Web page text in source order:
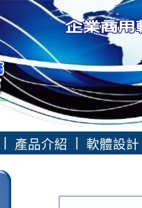
產品介紹 軟體設計